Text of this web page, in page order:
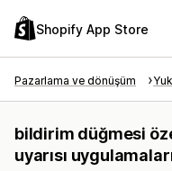
Shopify App Store
Pazarlama ve dönüşüm
bildirim düğmesi
uyarısı